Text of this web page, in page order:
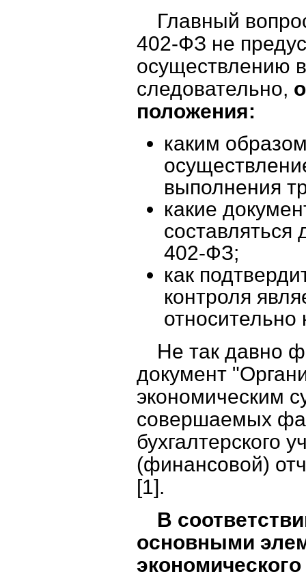
Главный
402-ФЗ не
осуществлению
следовательно,
положения:
каким
выполнения
какие
402-ФЗ;
как
контроля
относительно
Не так давно
документ
экономическим
совершаемых
бухгалтерского
(финансовой)
[1].
В
основными